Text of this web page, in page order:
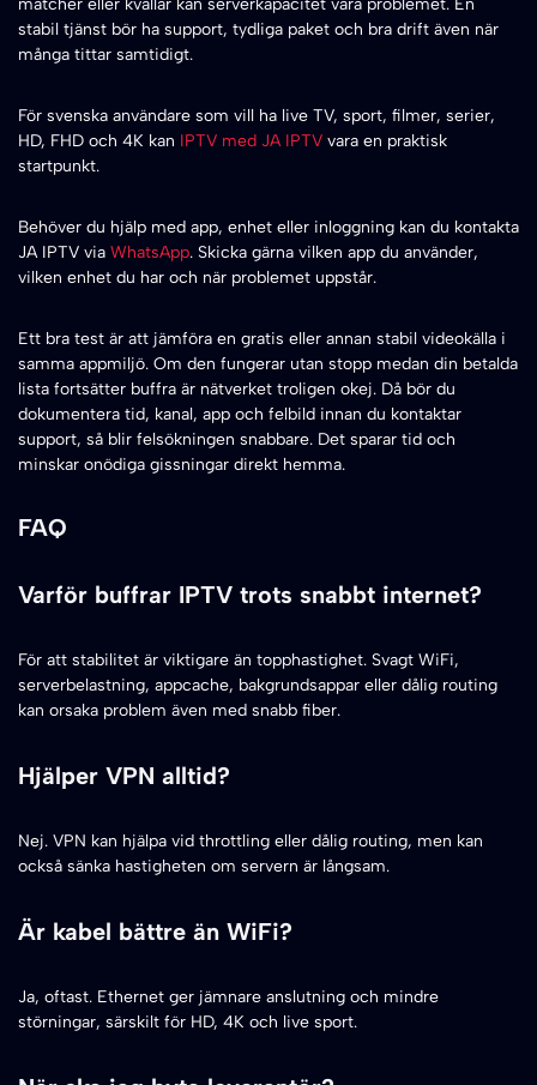
stabil tjänst bör ha support, tydliga paket och bra drift även när
många tittar samtidigt.
För svenska användare som vill ha live TV, sport, filmer, serier,
HD, FHD och 4K kan IPTV med JA IPTV vara en praktisk
startpunkt.
Behöver du hjälp med app, enhet eller inloggning kan du kontakta
JA IPTV via WhatsApp. Skicka gärna vilken app du använder,
vilken enhet du har och när problemet uppstår.
Ett bra test är att jämföra en gratis eller annan stabil videokälla i
samma appmiljö. Om den fungerar utan stopp medan din betalda
lista fortsätter buffra är nätverket troligen okej. Då bör du
dokumentera tid, kanal, app och felbild innan du kontaktar
support, så blir felsökningen snabbare. Det sparar tid och
minskar onödiga gissningar direkt hemma.
FAQ
Varför buffrar IPTV trots snabbt internet?
För att stabilitet är viktigare än topphastighet. Svagt WiFi,
serverbelastning, appcache, bakgrundsappar eller dålig routing
kan orsaka problem även med snabb fiber.
Hjälper VPN alltid?
Nej. VPN kan hjälpa vid throttling eller dålig routing, men kan
också sänka hastigheten om servern är långsam.
Är kabel bättre än WiFi?
Ja, oftast. Ethernet ger jämnare anslutning och mindre
störningar, särskilt för HD, 4K och live sport.